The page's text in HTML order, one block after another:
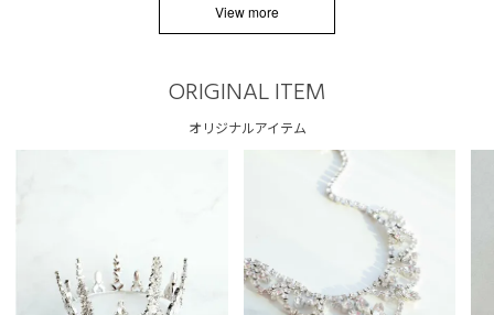
View more
ORIGINAL ITEM
オリジナルアイテム